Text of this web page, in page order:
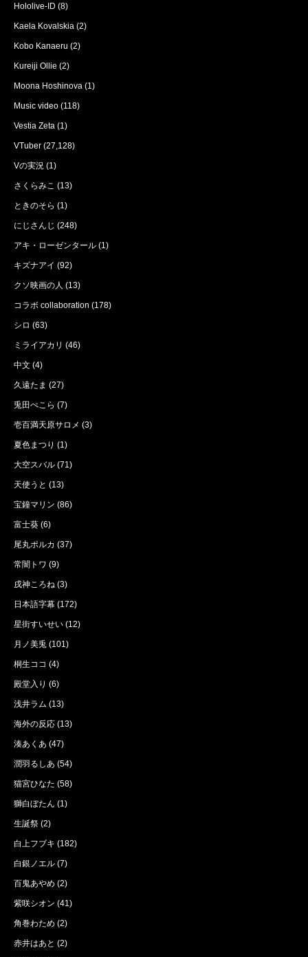
Hololive-ID (8)
Kaela Kovalskia (2)
Kobo Kanaeru (2)
Kureiji Ollie (2)
Moona Hoshinova (1)
Music video (118)
Vestia Zeta (1)
VTuber (27,128)
Vの実況 (1)
さくらみこ (13)
ときのそら (1)
にじさんじ (248)
アキ・ローゼンタール (1)
キズナアイ (92)
クソ映画の人 (13)
コラボ collaboration (178)
シロ (63)
ミライアカリ (46)
中文 (4)
久遠たま (27)
兎田ぺこら (7)
壱百満天原サロメ (3)
夏色まつり (1)
大空スバル (71)
天使うと (13)
宝鐘マリン (86)
富士葵 (6)
尾丸ポルカ (37)
常闇トワ (9)
戌神ころね (3)
日本語字幕 (172)
星街すいせい (12)
月ノ美兎 (101)
桐生ココ (4)
殿堂入り (6)
浅井ラム (13)
海外の反応 (13)
湊あくあ (47)
潤羽るしあ (54)
猫宮ひなた (58)
獅白ぼたん (1)
生誕祭 (2)
白上フブキ (182)
白銀ノエル (7)
百鬼あやめ (2)
紫咲シオン (41)
角巻わため (2)
赤井はあと (2)